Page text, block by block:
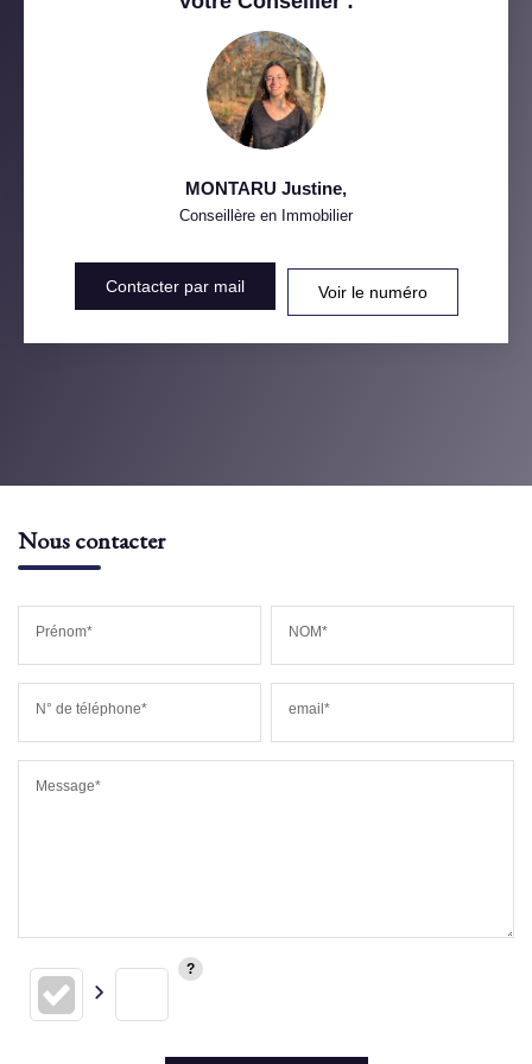
MONTARU Justine,
Conseillère en Immobilier
Contacter par mail Voir le numéro
Nous contacter
Prénom* NOM*
N° de téléphone* email*
Message*